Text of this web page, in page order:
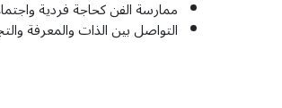
ممارسة الفن كحاجة فردية
التواصل بين الذات والمعرفة